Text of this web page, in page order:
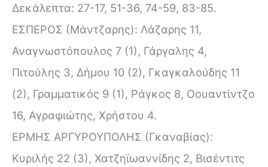
Δεκάλεπτα: 27-17, 51-36, 74-59, 83-85.
ΕΣΠΕΡΟΣ (Μάντζαρης): Λάζαρης 11,
Αναγνωστόπουλος 7 (1), Γάργαλης 4,
Πιτούλης 3, Δήμου 10 (2), Γκαγκαλούδης 11
(2), Γραμματικός 9 (1), Ράγκος 8, Οουαντίντζο
16, Αγραφιώτης, Χρήστου 4.
ΕΡΜΗΣ ΑΡΓΥΡΟΥΠΟΛΗΣ (Γκαναβίας):
Κυριλής 22 (3), Χατζηϊωαννίδης 2, Βισέντιτς